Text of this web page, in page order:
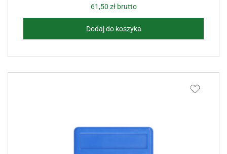
61,50 złbrutto
Dodaj do koszyka